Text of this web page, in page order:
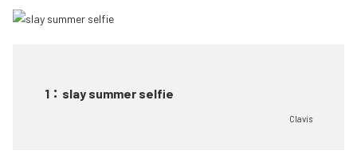
1 ： slay summer selfie
Clavis